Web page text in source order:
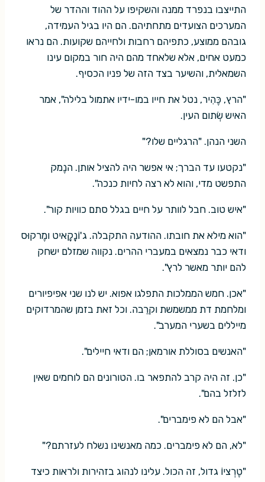
התייצבו בנפרד ממנה והשקיפו על ההוד וההדר של
המערכים הצועדים מתחתיהם. הם היו בגיל העמידה,
גובהם ממוצע, כתפיהם רחבות ולחייהם שקועות. הם נראו
כמעט אחים, אלא שלאחד מהם היה חור במקום עינו
השמאלית, והשיער בצד הזה של פניו הכסיף.
"הרץ, כֶּהִיר, נטל את חייו במו-ידיו אתמול בלילה", אמר
האיש שְׂתום העין.
השני הנהן. "הרגליים שלו?"
"נקטעו עד הברך; אי אפשר היה להציל אותן. הנֶמק
התפשט מדי, והוא לא רצה לחיות כנכה".
"איש טוב. חבל לוותר על חיים בגלל סתם כוויות קור".
"הוא מילא את חובתו. ההודעה התקבלה. ג'וֹנָקָאיט ומֶרקוּס
ודאי כבר נמצאים במעברי ההרים. נקווה שמזלם ישחק
להם יותר מאשר לרץ".
"אכן. חמש הממלכות התפלגו אפוא. יש לנו שני אפיפיורים
ומלחמת דת ממשמשת וקרֵבה. וכל זאת בזמן שהמרדוקים
מייללים בשערי המערב".
"האנשים בסוללת אורמאן; הם ודאי חיילים".
"כן. זה היה קרב להתפאר בו. הטורונים הם לוחמים שאין
לזלזל בהם".
"אבל הם לא פימברים".
"לא, הם לא פימברים. כמה מאנשינו נשלח לעזרתם?"
"טֶרְציוֹ גדול, זה הכול. עלינו לנהוג בזהירות ולראות כיצד